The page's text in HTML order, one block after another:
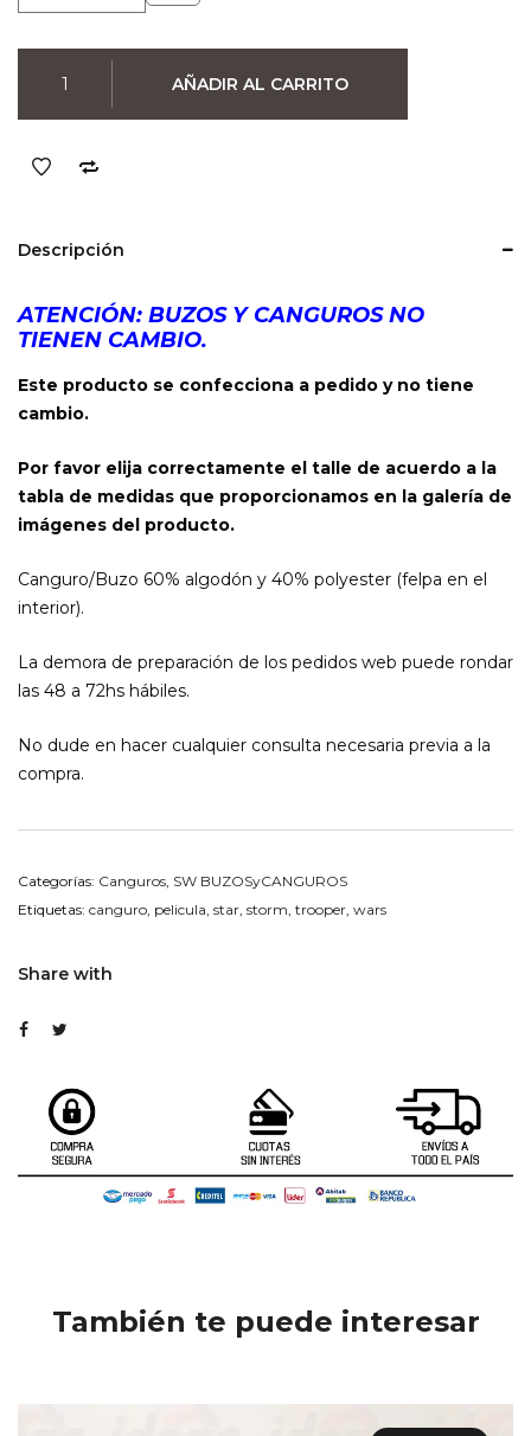
Wars
Trooper
(Negro)
AÑADIR AL CARRITO
Descripción
ATENCIÓN: BUZOS Y CANGUROS NO
TIENEN CAMBIO.
Este producto se confecciona a pedido y no tiene
cambio.
Por favor elija correctamente el talle de acuerdo a la
tabla de medidas que proporcionamos en la galería de
imágenes del producto.
Canguro/Buzo 60% algodón y 40% polyester (felpa en el
interior).
La demora de preparación de los pedidos web puede rondar
las 48 a 72hs hábiles.
No dude en hacer cualquier consulta necesaria previa a la
compra.
Categorías: Canguros, SW BUZOSyCANGUROS
Etiquetas: canguro, pelicula, star, storm, trooper, wars
Share with
También te puede interesar